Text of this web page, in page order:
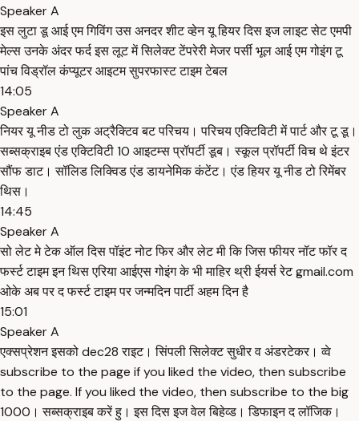
Speaker A
इस लुटा डू आई एम गिविंग उस अनदर शीट व्हेन यू हियर दिस इज लाइट सेट एमपी
मेल्स उनके अंदर फर्द इस लूट में सिलेक्ट टेंपरेरी मेजर पर्सी भूल आई एम गोइंग टू
पांच विड्रॉल कंप्यूटर आइटम सुपरफास्ट टाइम टेबल
14:05
Speaker A
नियर यू नीड टो लुक अट्रैक्टिव बट परिचय। परिचय एक्टिविटी में पार्ट और टू डू।
सब्सक्राइब एंड एक्टिविटी 10 आइटम्स प्रॉपर्टी डूब। स्कूल प्रॉपर्टी विच थे इंटर
सौंफ डाट। सॉलिड लिक्विड एंड डायनेमिक कंटेंट। एंड हियर यू नीड टो रिमेंबर
थिस।
14:45
Speaker A
सो लेट मे टेक ऑल दिस पॉइंट नोट फिर और लेट मी कि जिस फीयर नॉट फॉर द
फर्स्ट टाइम इन थिस एरिया आईएस गोइंग के भी माहिर थ्री ईयर्स रेट gmail.com
ओके अब पर द फर्स्ट टाइम पर जन्मदिन पार्टी अहम दिन है
15:01
Speaker A
एक्सप्रेशन इसको dec28 राइट। सिंपली सिलेक्ट सुधीर व अंडरटेकर। व्वे
subscribe to the page if you liked the video, then subscribe
to the page. If you liked the video, then subscribe to the big
1000। सब्सक्राइब करें हु। इस दिस इज वेल बिहेव्ड। डिफाइन द लॉजिक।